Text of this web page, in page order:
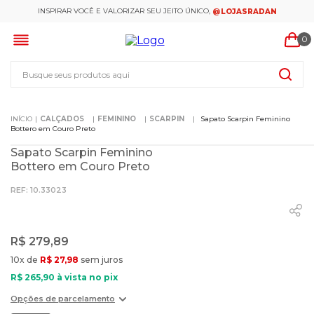
INSPIRAR VOCÊ E VALORIZAR SEU JEITO ÚNICO, @LOJASRADAN
0
CALÇADOS FEMININO SCARPIN
Sapato Scarpin Feminino
Bottero em Couro Preto
Sapato Scarpin Feminino
Bottero em Couro Preto
: 10.33023
R$ 279,89
10x de R$ 27,98 sem juros
R$ 265,90 à vista no pix
Opções de parcelamento